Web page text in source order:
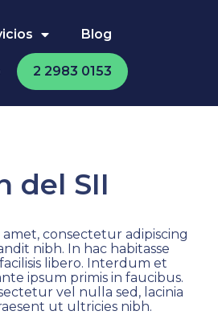
Blog
2 2983 0153
del SII
consectetur adipiscing
nibh. In hac habitasse
libero. Interdum et
ipsum primis in faucibus.
vel nulla sed, lacinia
ut ultricies nibh.